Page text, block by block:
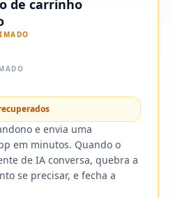
de carrinho
e envia uma
em minutos. Quando o
de IA conversa, quebra a
se precisar, e fecha a